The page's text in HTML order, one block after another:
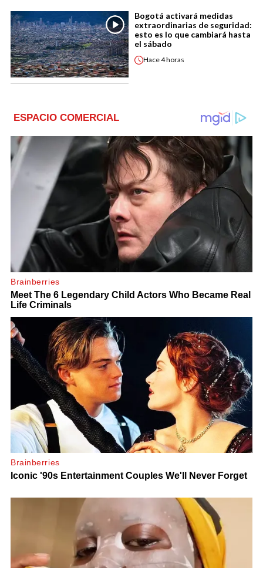
Bogotá activará medidas
extraordinarias de seguridad:
esto es lo que cambiará hasta
el sábado
Hace4 horas